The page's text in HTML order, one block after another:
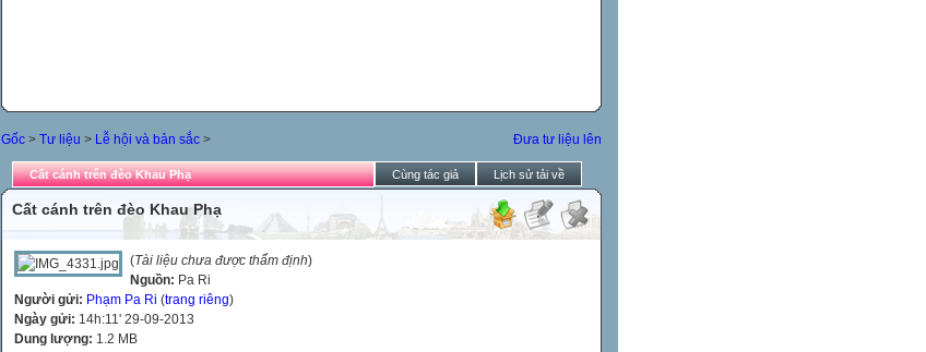
Đưa tư liệu lên
Gốc > Tư liệu > Lễ hội và bản sắc >
Cất cánh trên đèo Khau Phạ Cùng tác giả Lịch sử tải về
Cất cánh trên đèo Khau Phạ
(Tài liệu chưa được thẩm định)
Nguồn: Pa Ri
Người gửi: Phạm Pa Ri (trang riêng)
Ngày gửi: 14h:11' 29-09-2013
Dung lượng: 1.2 MB